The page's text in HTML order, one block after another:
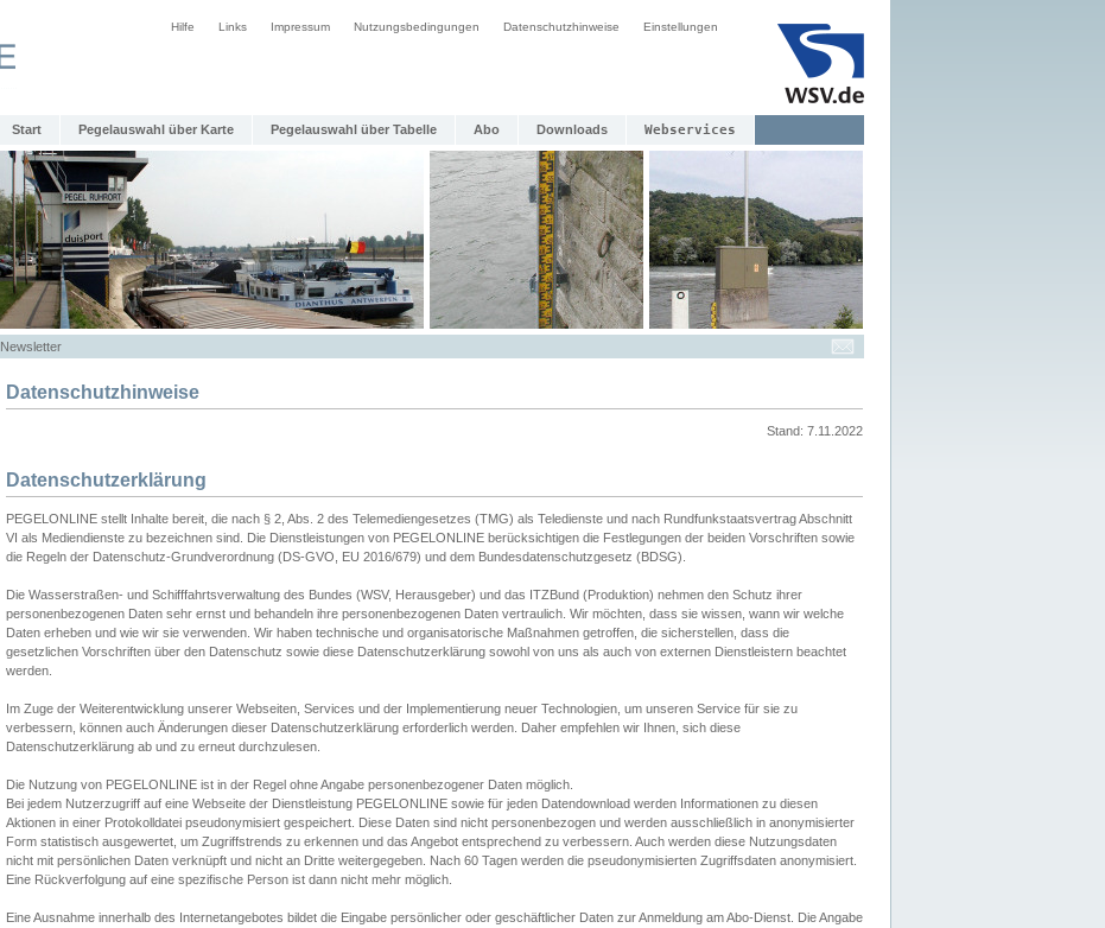
Hilfe Links Impressum Nutzungsbedingungen Datenschutzhinweise Einstellungen
Start Pegelauswahl über Karte Pegelauswahl über Tabelle Abo Downloads Webservices
Newsletter
Datenschutzhinweise
Stand: 7.11.2022
Datenschutzerklärung
PEGELONLINE stellt Inhalte bereit, die nach § 2, Abs. 2 des Telemediengesetzes (TMG) als Teledienste und nach Rundfunkstaatsvertrag Abschnitt
VI als Mediendienste zu bezeichnen sind. Die Dienstleistungen von PEGELONLINE berücksichtigen die Festlegungen der beiden Vorschriften sowie
die Regeln der Datenschutz-Grundverordnung (DS-GVO, EU 2016/679) und dem Bundesdatenschutzgesetz (BDSG).
Die Wasserstraßen- und Schifffahrtsverwaltung des Bundes (WSV, Herausgeber) und das ITZBund (Produktion) nehmen den Schutz ihrer
personenbezogenen Daten sehr ernst und behandeln ihre personenbezogenen Daten vertraulich. Wir möchten, dass sie wissen, wann wir welche
Daten erheben und wie wir sie verwenden. Wir haben technische und organisatorische Maßnahmen getroffen, die sicherstellen, dass die
gesetzlichen Vorschriften über den Datenschutz sowie diese Datenschutzerklärung sowohl von uns als auch von externen Dienstleistern beachtet
werden.
Im Zuge der Weiterentwicklung unserer Webseiten, Services und der Implementierung neuer Technologien, um unseren Service für sie zu
verbessern, können auch Änderungen dieser Datenschutzerklärung erforderlich werden. Daher empfehlen wir Ihnen, sich diese
Datenschutzerklärung ab und zu erneut durchzulesen.
Die Nutzung von PEGELONLINE ist in der Regel ohne Angabe personenbezogener Daten möglich.
Bei jedem Nutzerzugriff auf eine Webseite der Dienstleistung PEGELONLINE sowie für jeden Datendownload werden Informationen zu diesen
Aktionen in einer Protokolldatei pseudonymisiert gespeichert. Diese Daten sind nicht personenbezogen und werden ausschließlich in anonymisierter
Form statistisch ausgewertet, um Zugriffstrends zu erkennen und das Angebot entsprechend zu verbessern. Auch werden diese Nutzungsdaten
nicht mit persönlichen Daten verknüpft und nicht an Dritte weitergegeben. Nach 60 Tagen werden die pseudonymisierten Zugriffsdaten anonymisiert.
Eine Rückverfolgung auf eine spezifische Person ist dann nicht mehr möglich.
Eine Ausnahme innerhalb des Internetangebotes bildet die Eingabe persönlicher oder geschäftlicher Daten zur Anmeldung am Abo-Dienst. Die Angabe